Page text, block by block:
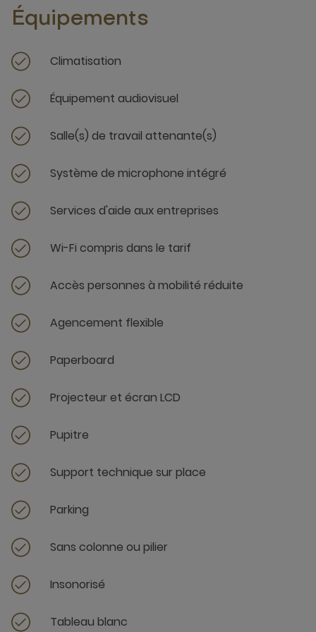
Équipements
Climatisation
Équipement audiovisuel
Salle(s) de travail attenante(s)
Système de microphone intégré
Services d'aide aux entreprises
Wi-Fi compris dans le tarif
Accès personnes à mobilité réduite
Agencement flexible
Paperboard
Projecteur et écran LCD
Pupitre
Support technique sur place
Parking
Sans colonne ou pilier
Insonorisé
Tableau blanc